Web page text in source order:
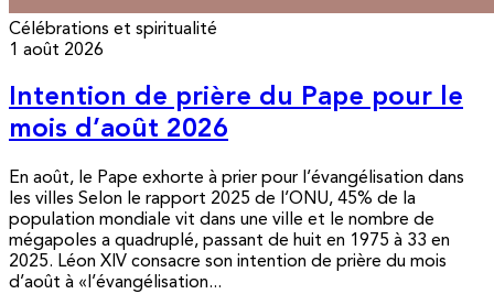
Célébrations et spiritualité
1 août 2026
Intention de prière du Pape pour le
mois d’août 2026
En août, le Pape exhorte à prier pour l’évangélisation dans
les villes Selon le rapport 2025 de l’ONU, 45% de la
population mondiale vit dans une ville et le nombre de
mégapoles a quadruplé, passant de huit en 1975 à 33 en
2025. Léon XIV consacre son intention de prière du mois
d’août à «l’évangélisation...